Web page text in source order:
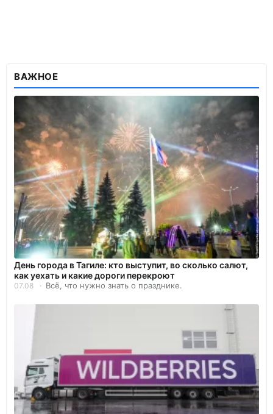
ВАЖНОЕ
День города в Тагиле: кто выступит, во сколько салют,
как уехать и какие дороги перекроют
07.08 Всё, что нужно знать о празднике.